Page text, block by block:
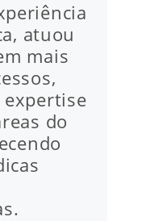
atuou
mais
do